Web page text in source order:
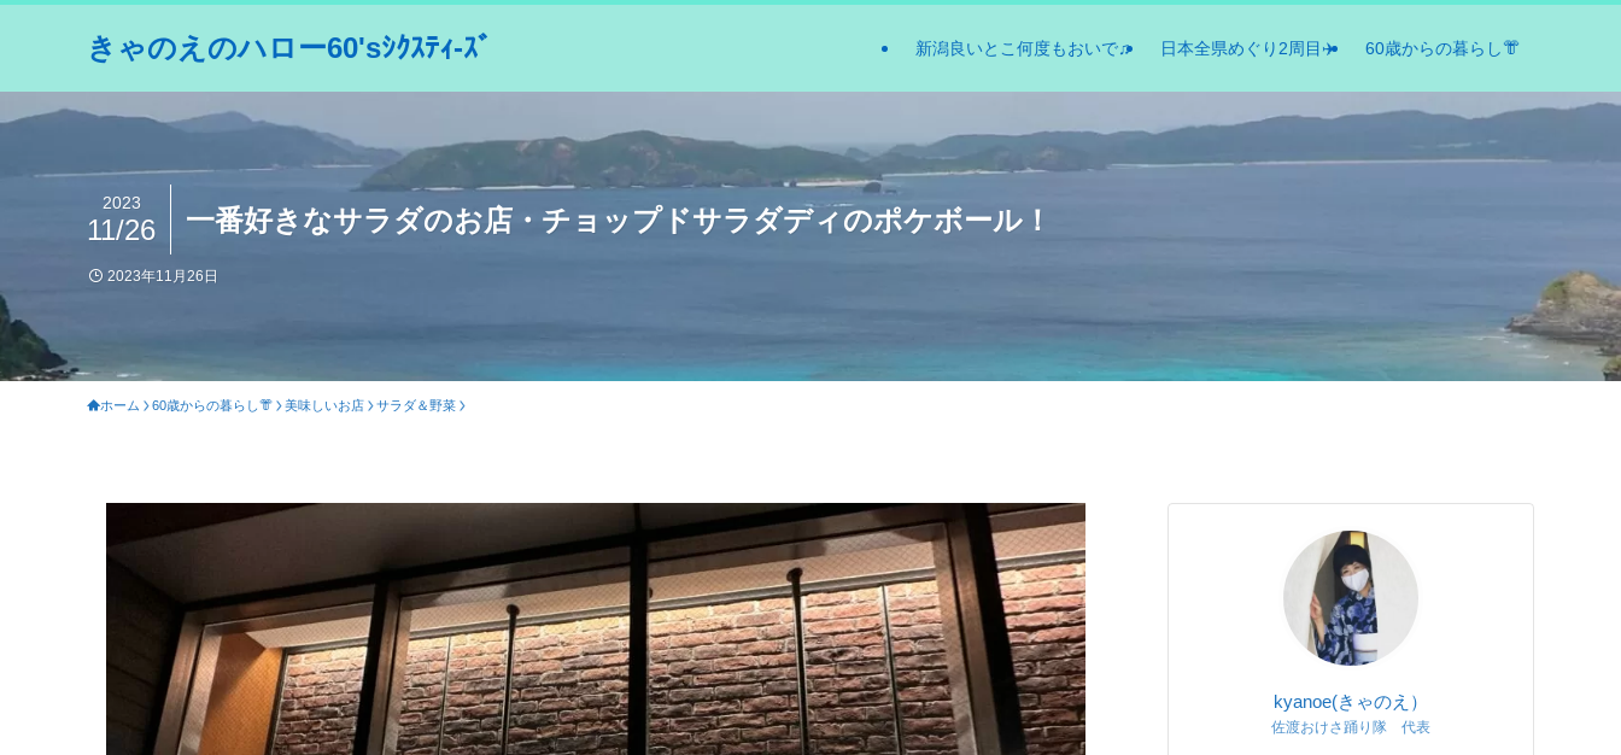
きゃのえのハロー60'sｼｸｽﾃｨ-ｽﾞ 新潟良いとこ何度もおいで♫ 日本全県めぐり2周目✈️ 60歳からの暮らし👘
一番好きなサラダのお店・チョップドサラダディのポケボール！
2023
11/26
2023年11月26日
ホーム 60歳からの暮らし👘 美味しいお店 サラダ＆野菜
kyanoe(きゃのえ）
佐渡おけさ踊り隊 代表